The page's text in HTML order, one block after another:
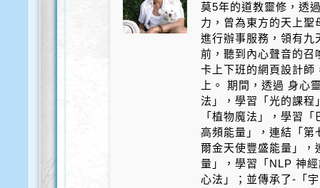
莫5年的道教靈修，透
力，曾為東方的天上
進行辦事服務，領有
前，聽到內心聲音的召
卡上下班的網頁設計師
上。 期間，透過 身心
法」，學習「光的課程
「植物魔法」，學習
高頻能量」，連結「第
爾金天使豐盛能量」，
量」，學習「NLP 神
心法」；並傳承了-「